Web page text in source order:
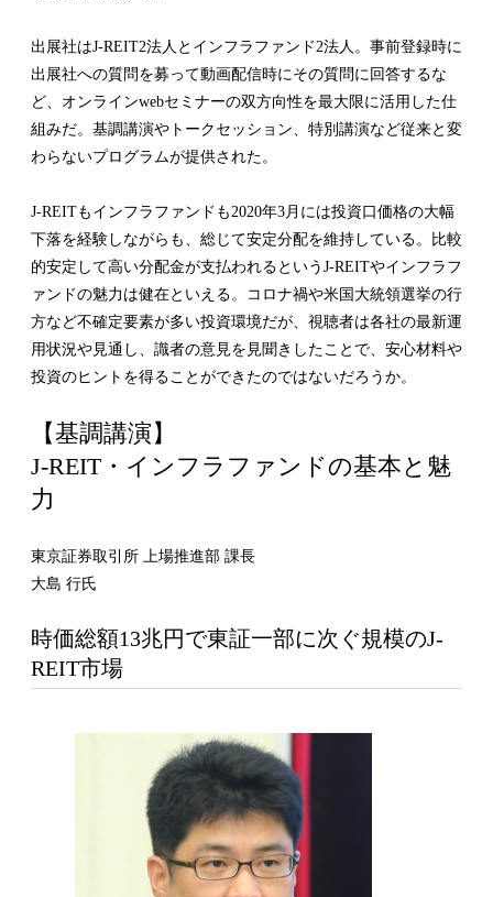
出展社はJ-REIT2法人とインフラファンド2法人。事前登録時に
出展社への質問を募って動画配信時にその質問に回答するな
ど、オンラインwebセミナーの双方向性を最大限に活用した仕
組みだ。基調講演やトークセッション、特別講演など従来と変
わらないプログラムが提供された。
J-REITもインフラファンドも2020年3月には投資口価格の大幅
下落を経験しながらも、総じて安定分配を維持している。比較
的安定して高い分配金が支払われるというJ-REITやインフラフ
ァンドの魅力は健在といえる。コロナ禍や米国大統領選挙の行
方など不確定要素が多い投資環境だが、視聴者は各社の最新運
用状況や見通し、識者の意見を見聞きしたことで、安心材料や
投資のヒントを得ることができたのではないだろうか。
【基調講演】
J-REIT・インフラファンドの基本と魅
力
東京証券取引所 上場推進部 課長
大島 行氏
時価総額13兆円で東証一部に次ぐ規模のJ-
REIT市場